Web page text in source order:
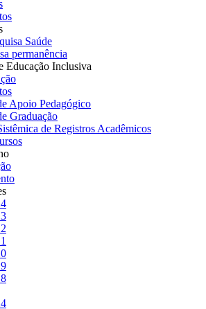
Saúde
permanência
Educação Inclusiva
Apoio Pedagógico
Graduação
de Registros Acadêmicos